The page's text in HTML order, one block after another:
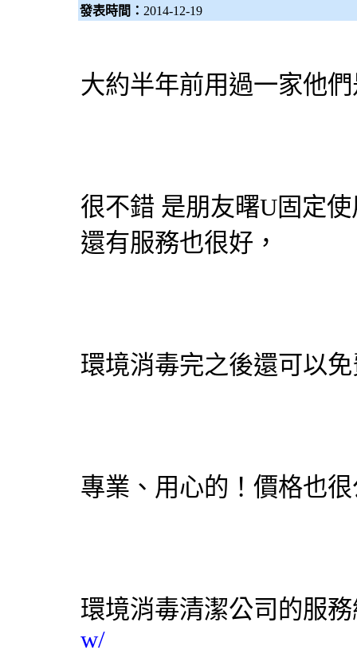
發表時間： 2014-12-19
大約半年前用過一家他
很不錯 是朋友曙U固定
還有服務也很好，
環境消毒完之後還可以
專業、用心的！價格也
環境消毒清潔公司 的服
w/